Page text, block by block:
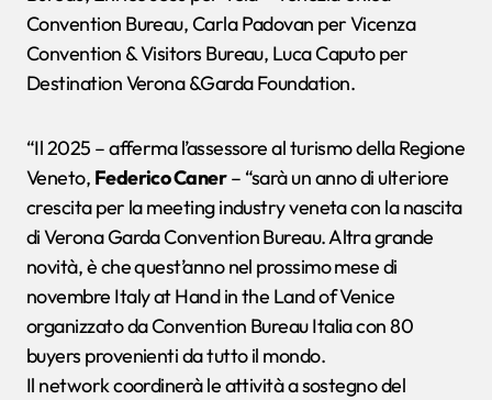
Convention Bureau, Carla Padovan per Vicenza
Convention & Visitors Bureau, Luca Caputo per
Destination Verona &Garda Foundation.
“Il 2025 – afferma l’assessore al turismo della Regione
Veneto, Federico Caner– “sarà un anno di ulteriore
crescita per la meeting industry veneta con la nascita
di Verona Garda Convention Bureau. Altra grande
novità, è che quest’anno nel prossimo mese di
novembre Italy at Hand in the Land of Venice
organizzato da Convention Bureau Italia con 80
buyers provenienti da tutto il mondo.
Il network coordinerà le attività a sostegno del